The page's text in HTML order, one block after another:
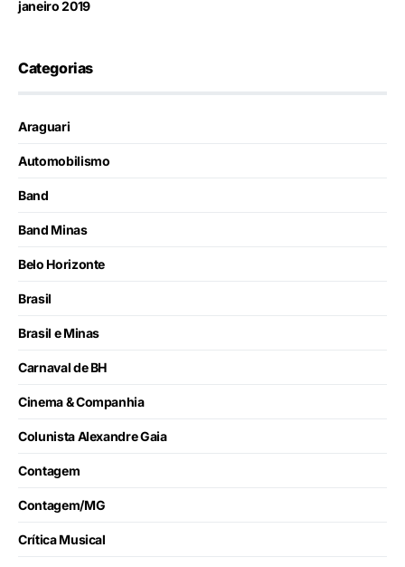
janeiro 2019
Categorias
Araguari
Automobilismo
Band
Band Minas
Belo Horizonte
Brasil
Brasil e Minas
Carnaval de BH
Cinema & Companhia
Colunista Alexandre Gaia
Contagem
Contagem/MG
Crítica Musical